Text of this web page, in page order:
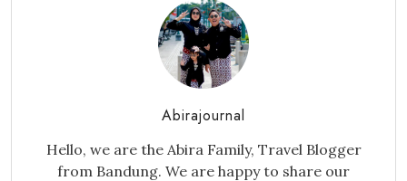
Abirajournal
Hello, we are the Abira Family, Travel Blogger
from Bandung. We are happy to share our